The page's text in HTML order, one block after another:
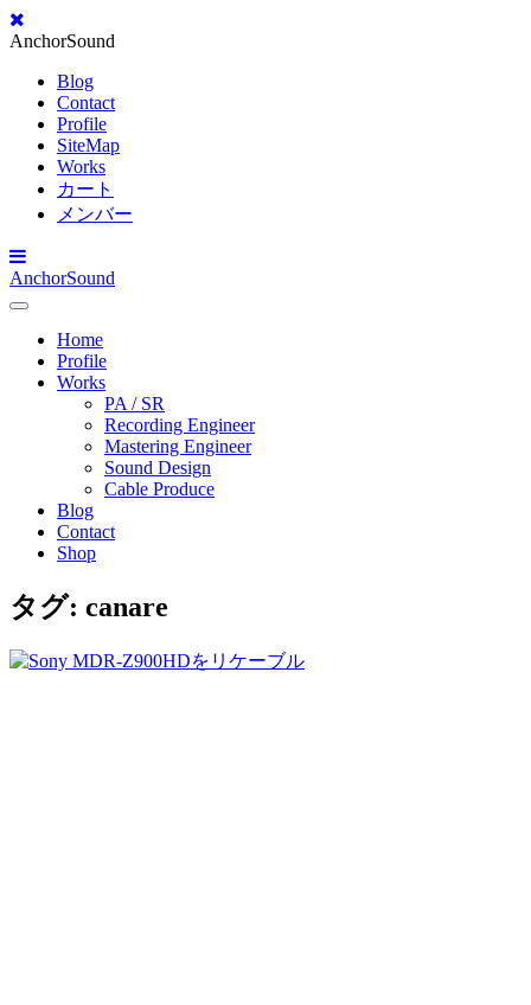
AnchorSound
Blog
Contact
Profile
SiteMap
Works
カート
メンバー
AnchorSound
Toggle
NavigationHome
Profile
Works
PA / SR
Recording Engineer
Mastering Engineer
Sound Design
Cable Produce
Blog
Contact
Shop
タグ: canare